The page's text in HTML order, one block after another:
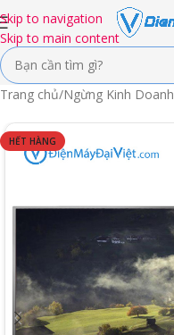
Skip to navigation
Skip to main content
Trang chủ/Ngừng Kinh Doanh
HẾT HÀNG